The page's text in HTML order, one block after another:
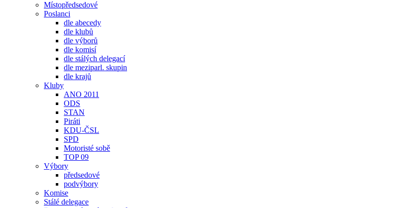
Místopředsedové
Poslanci
dle abecedy
dle klubů
dle výborů
dle komisí
dle stálých delegací
dle meziparl. skupin
dle krajů
Kluby
ANO 2011
ODS
STAN
Piráti
KDU-ČSL
SPD
Motoristé sobě
TOP 09
Výbory
předsedové
podvýbory
Komise
Stálé delegace